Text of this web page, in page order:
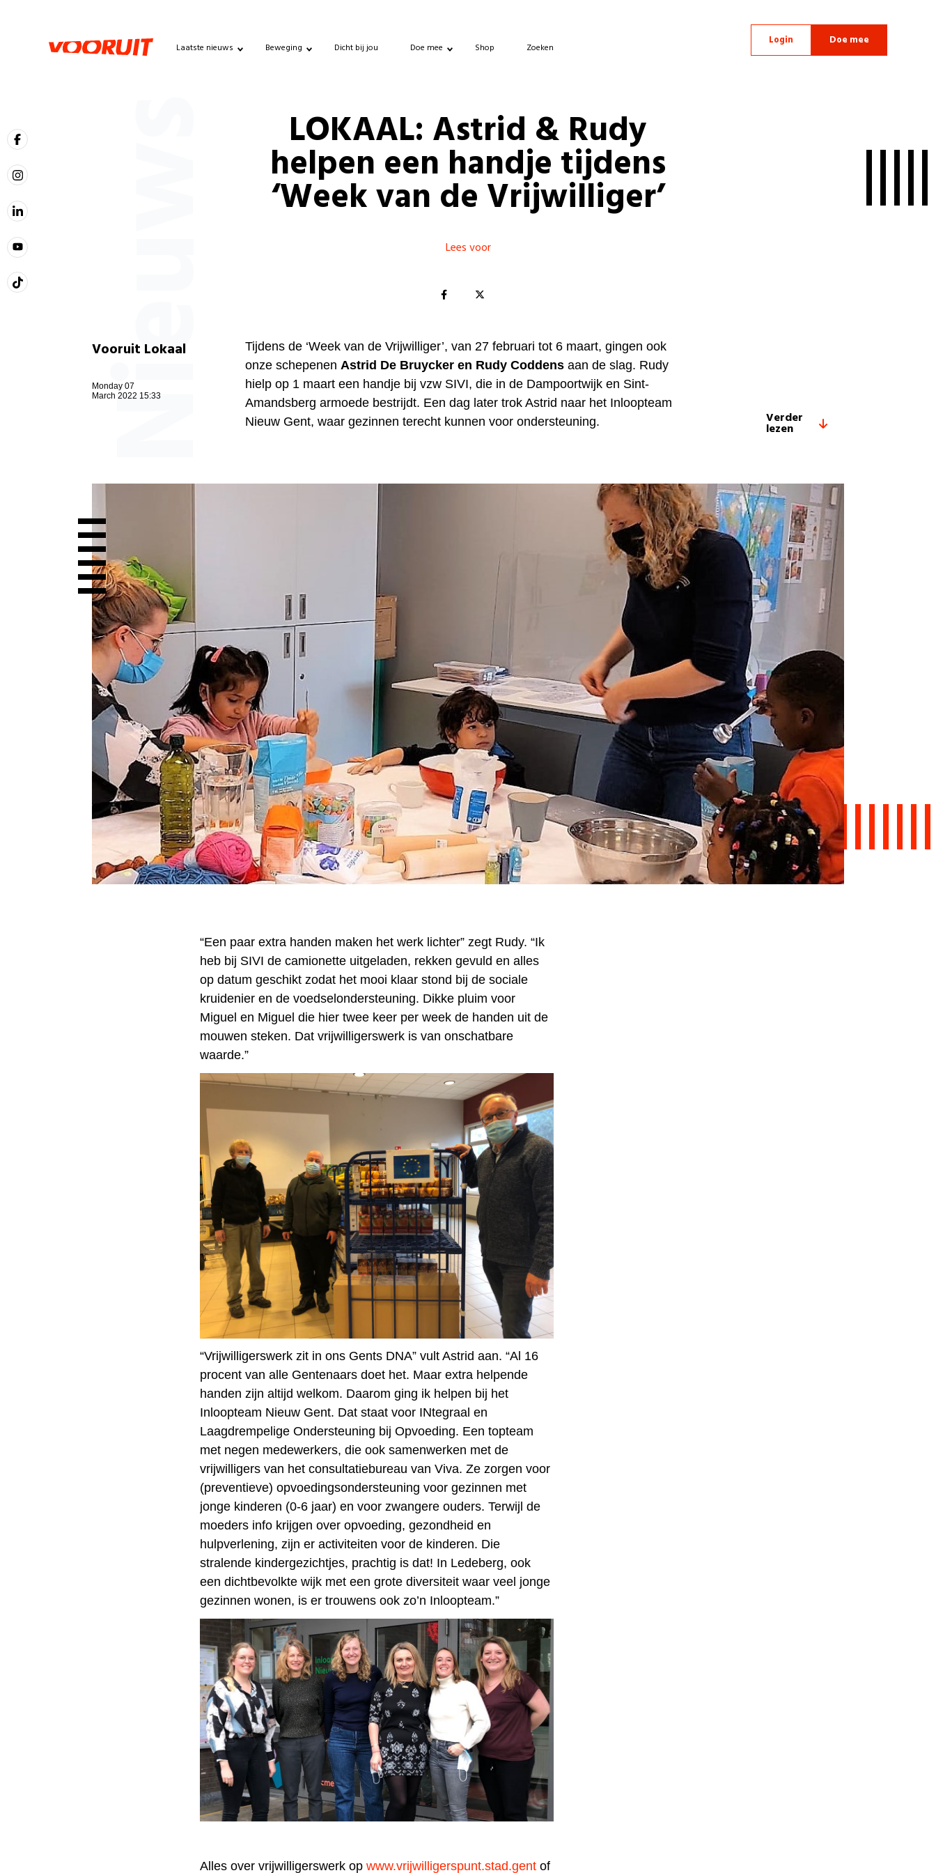
Laatste nieuws Beweging Dicht bij jou Doe mee Shop Zoeken
Login Doe mee
Nieuws LOKAAL: Astrid & Rudy
helpen een handje tijdens
‘Week van de Vrijwilliger’
Lees voor
Vooruit Lokaal
Monday 07
March 2022 15:33
Tijdens de ‘Week van de Vrijwilliger’, van 27 februari tot 6 maart, gingen ook
onze schepenen Astrid De Bruycker en Rudy Coddens aan de slag. Rudy
hielp op 1 maart een handje bij vzw SIVI, die in de Dampoortwijk en Sint-
Amandsberg armoede bestrijdt. Een dag later trok Astrid naar het Inloopteam
Nieuw Gent, waar gezinnen terecht kunnen voor ondersteuning.
Verder
lezen
“Een paar extra handen maken het werk lichter” zegt Rudy. “Ik
heb bij SIVI de camionette uitgeladen, rekken gevuld en alles
op datum geschikt zodat het mooi klaar stond bij de sociale
kruidenier en de voedselondersteuning. Dikke pluim voor
Miguel en Miguel die hier twee keer per week de handen uit de
mouwen steken. Dat vrijwilligerswerk is van onschatbare
waarde.”
“Vrijwilligerswerk zit in ons Gents DNA” vult Astrid aan. “Al 16
procent van alle Gentenaars doet het. Maar extra helpende
handen zijn altijd welkom. Daarom ging ik helpen bij het
Inloopteam Nieuw Gent. Dat staat voor INtegraal en
Laagdrempelige Ondersteuning bij Opvoeding. Een topteam
met negen medewerkers, die ook samenwerken met de
vrijwilligers van het consultatiebureau van Viva. Ze zorgen voor
(preventieve) opvoedingsondersteuning voor gezinnen met
jonge kinderen (0-6 jaar) en voor zwangere ouders. Terwijl de
moeders info krijgen over opvoeding, gezondheid en
hulpverlening, zijn er activiteiten voor de kinderen. Die
stralende kindergezichtjes, prachtig is dat! In Ledeberg, ook
een dichtbevolkte wijk met een grote diversiteit waar veel jonge
gezinnen wonen, is er trouwens ook zo’n Inloopteam.”
Alles over vrijwilligerswerk opwww.vrijwilligerspunt.stad.gent of